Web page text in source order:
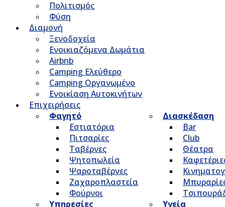
Πολιτισμός
Φύση
Διαμονή
Ξενοδοχεία
Ενοικιαζόμενα Δωμάτια
Airbnb
Camping Ελεύθερο
Camping Οργανωμένο
Ενοικίαση Αυτοκινήτων
Επιχειρήσεις
Φαγητό
Εστιατόρια
Πιτσαρίες
Ταβέρνες
Ψητοπωλεία
Ψαροταβέρνες
Ζαχαροπλαστεία
Φούρνοι
Διασκέδαση
Bar
Club
Θέατρα
Υπηρεσίες
Υγεία